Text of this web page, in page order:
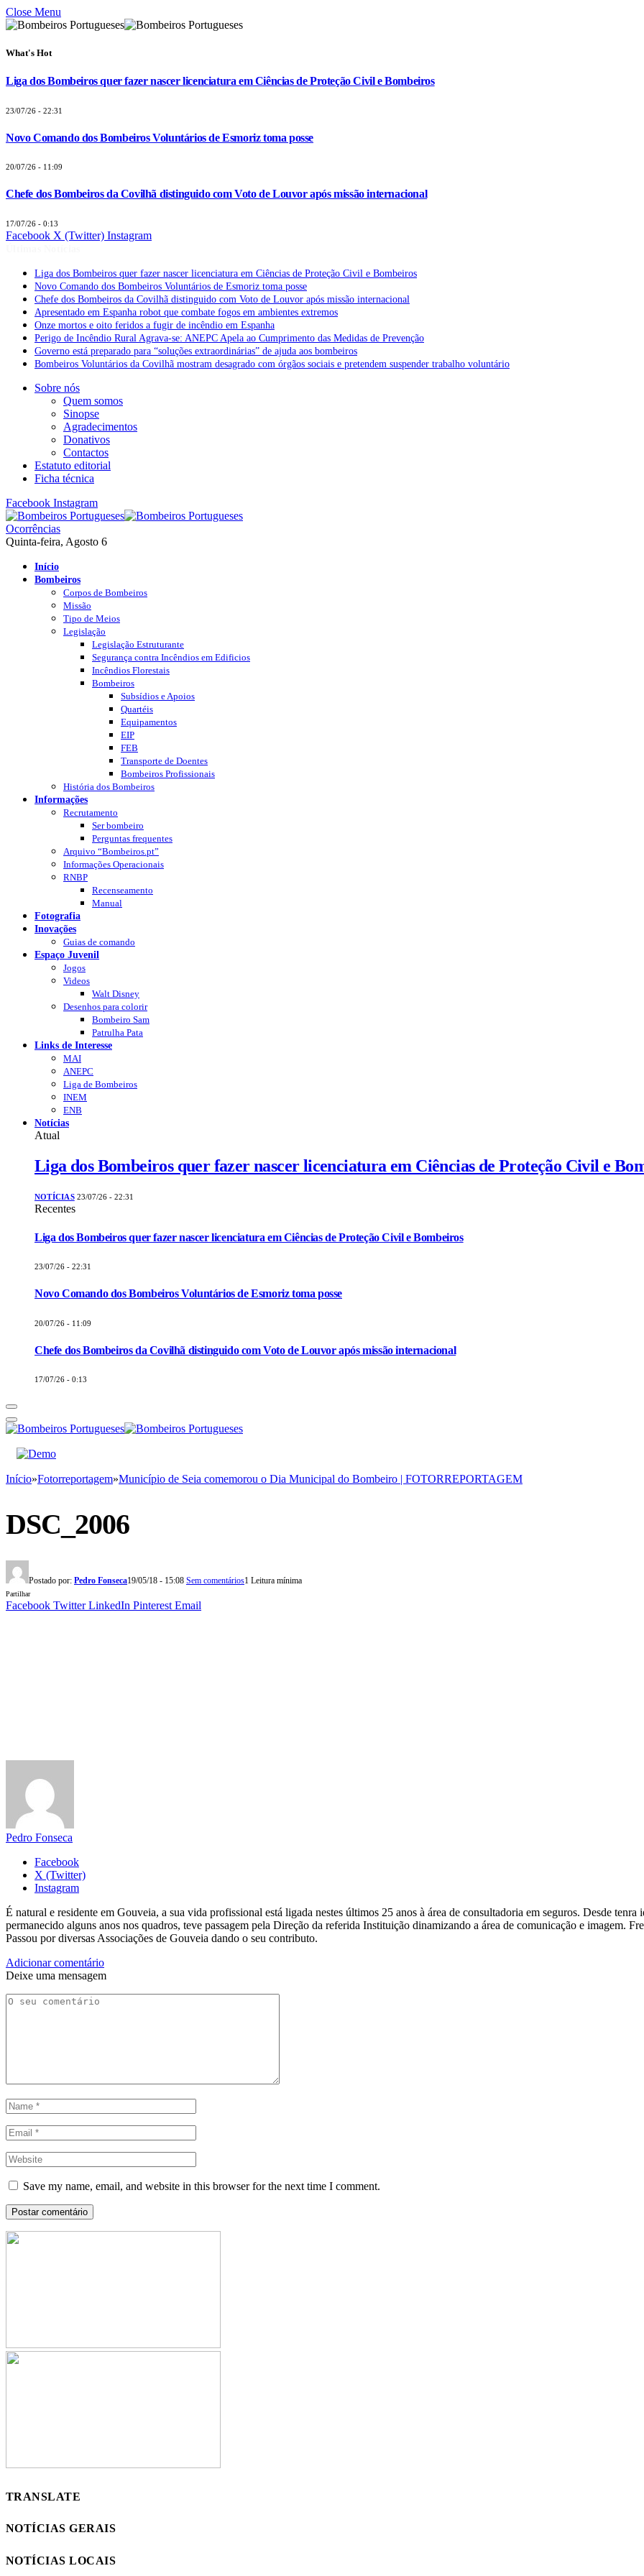
Close Menu
What's Hot
Liga dos Bombeiros quer fazer nascer licenciatura em Ciências de Proteção Civil e Bombeiros
23/07/26 - 22:31
Novo Comando dos Bombeiros Voluntários de Esmoriz toma posse
20/07/26 - 11:09
Chefe dos Bombeiros da Covilhã distinguido com Voto de Louvor após missão internacional
17/07/26 - 0:13
Facebook X (Twitter) Instagram
Liga dos Bombeiros quer fazer nascer licenciatura em Ciências de Proteção Civil e Bombeiros
Novo Comando dos Bombeiros Voluntários de Esmoriz toma posse
Chefe dos Bombeiros da Covilhã distinguido com Voto de Louvor após missão internacional
Apresentado em Espanha robot que combate fogos em ambientes extremos
Onze mortos e oito feridos a fugir de incêndio em Espanha
Perigo de Incêndio Rural Agrava-se: ANEPC Apela ao Cumprimento das Medidas de Prevenção
Governo está preparado para “soluções extraordinárias” de ajuda aos bombeiros
Bombeiros Voluntários da Covilhã mostram desagrado com órgãos sociais e pretendem suspender trabalho voluntário
Sobre nós
Quem somos
Sinopse
Agradecimentos
Donativos
Contactos
Estatuto editorial
Ficha técnica
Facebook Instagram
Ocorrências
Quinta-feira, Agosto 6
Início
Bombeiros
Corpos de Bombeiros
Missão
Tipo de Meios
Legislação
Legislação Estruturante
Segurança contra Incêndios em Edificios
Incêndios Florestais
Bombeiros
Subsídios e Apoios
Quartéis
Equipamentos
EIP
FEB
Transporte de Doentes
Bombeiros Profissionais
História dos Bombeiros
Informações
Recrutamento
Ser bombeiro
Perguntas frequentes
Arquivo “Bombeiros.pt”
Informações Operacionais
RNBP
Recenseamento
Manual
Fotografia
Inovações
Guias de comando
Espaço Juvenil
Jogos
Videos
Walt Disney
Desenhos para colorir
Bombeiro Sam
Patrulha Pata
Links de Interesse
MAI
ANEPC
Liga de Bombeiros
INEM
ENB
Notícias
Atual
Liga dos Bombeiros quer fazer nascer licenciatura em Ciências de Proteção Civil e
NOTÍCIAS 23/07/26 - 22:31
Recentes
Liga dos Bombeiros quer fazer nascer licenciatura em Ciências de Proteção Civil e Bombeiros
23/07/26 - 22:31
Novo Comando dos Bombeiros Voluntários de Esmoriz toma posse
20/07/26 - 11:09
Chefe dos Bombeiros da Covilhã distinguido com Voto de Louvor após missão internacional
17/07/26 - 0:13
Início»Fotorreportagem»Município de Seia comemorou o Dia Municipal do Bombeiro | FOTORREPORTAGEM
DSC_2006
Postado por: Pedro Fonseca19/05/18 - 15:08 Sem comentários1 Leitura mínima
Partilhar
Facebook Twitter LinkedIn Pinterest Email
Pedro Fonseca
Facebook
X (Twitter)
Instagram
É natural e residente em Gouveia, a sua vida profissional está ligada nestes últimos 25 anos à área de consultadoria em seguros. Desde
permanecido alguns anos nos quadros, teve passagem pela Direção da referida Instituição dinamizando a área de comunicação e imagem.
Passou por diversas Associações de Gouveia dando o seu contributo.
Adicionar comentário
Deixe uma mensagem
Save my name, email, and website in this browser for the next time I comment.
TRANSLATE
NOTÍCIAS GERAIS
NOTÍCIAS LOCAIS